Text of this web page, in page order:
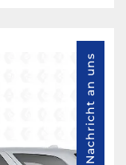
Nachricht an uns